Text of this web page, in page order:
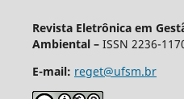
Revista Eletrônica em
Ambiental – ISSN 2236-
E-mail: reget@ufsm.br